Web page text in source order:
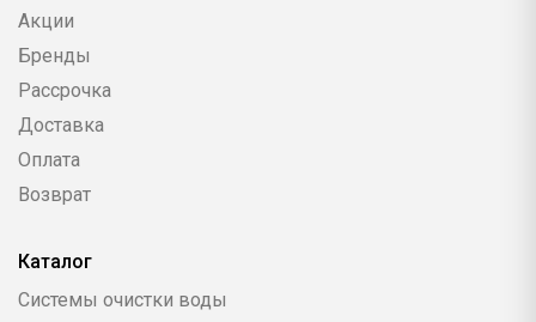
Акции
Бренды
Рассрочка
Доставка
Оплата
Возврат
Каталог
Системы очистки воды